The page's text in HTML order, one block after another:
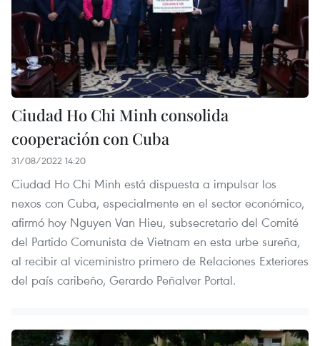
Ciudad Ho Chi Minh consolida
cooperación con Cuba
31/08/2022 14:20
Ciudad Ho Chi Minh está dispuesta a impulsar los
nexos con Cuba, especialmente en el sector económico,
afirmó hoy Nguyen Van Hieu, subsecretario del Comité
del Partido Comunista de Vietnam en esta urbe sureña,
al recibir al viceministro primero de Relaciones Exteriores
del país caribeño, Gerardo Peñalver Portal.